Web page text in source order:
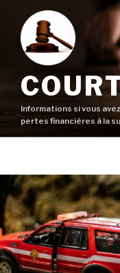
contenu
principal
Informations si vous
pertes financières à la